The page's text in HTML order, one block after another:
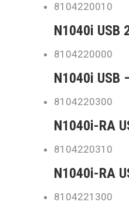
8104220010
N1040i USB
8104220000
N1040i USB
8104220300
N1040i-RA
8104220310
N1040i-RA
8104221300